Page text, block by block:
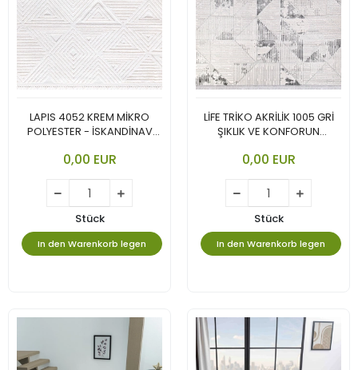
LAPIS 4052 KREM MİKRO
POLYESTER - İSKANDİNAV
YORUMU.
0,00 EUR
Stück
In den Warenkorb legen
LİFE TRİKO AKRİLİK 1005 GRİ
ŞIKLIK VE KONFORUN
0,00 EUR
Stück
In den Warenkorb legen